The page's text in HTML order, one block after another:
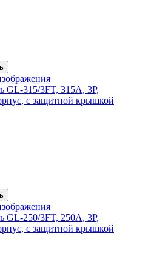
GL-315/3FT, 315А, 3P,
с защитной крышкой
GL-250/3FT, 250А, 3P,
с защитной крышкой